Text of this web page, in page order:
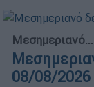
Μεσημεριανό...
08/08/2026